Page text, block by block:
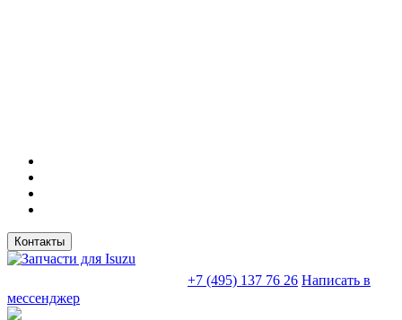
Контакты
+7 (495) 137 76 26 Написать в
мессенджер